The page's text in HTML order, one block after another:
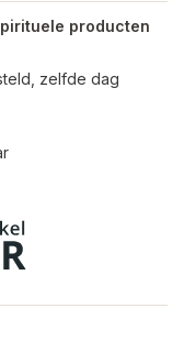
producten
zelfde dag